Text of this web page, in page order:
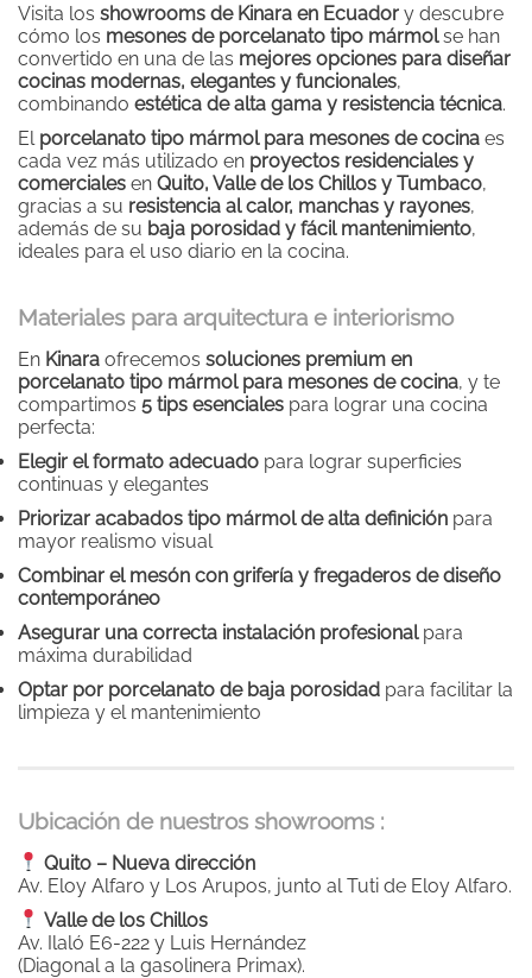
Visita los showrooms de Kinara en Ecuador y descubre
cómo los mesones de porcelanato tipo mármolse han
convertido en una de las mejores opciones para diseñar
cocinas modernas, elegantes y funcionales,
combinando estética de alta gama y resistencia técnica.
El porcelanato tipo mármol para mesones de cocina es
cada vez más utilizado en proyectos residenciales y
comerciales en Quito, Valle de los Chillos y Tumbaco,
gracias a su resistencia al calor, manchas y rayones,
además de su baja porosidad y fácil mantenimiento,
ideales para el uso diario en la cocina.
Materiales para arquitectura e interiorismo
En Kinara ofrecemos soluciones premium en
porcelanato tipo mármol para mesones de cocina, y te
compartimos 5 tips esenciales para lograr una cocina
perfecta:
Elegir el formato adecuado para lograr superficies
continuas y elegantes
Priorizar acabados tipo mármol de alta definición para
mayor realismo visual
Combinar el mesón con grifería y fregaderos de diseño
contemporáneo
Asegurar una correcta instalación profesionalpara
máxima durabilidad
Optar por porcelanato de baja porosidad para facilitar la
limpieza y el mantenimiento
Ubicación de nuestros showrooms :
Quito – Nueva dirección
Av. Eloy Alfaro y Los Arupos, junto al Tuti de Eloy Alfaro.
Valle de los Chillos
Av. Ilaló E6-222 y Luis Hernández
(Diagonal a la gasolinera Primax).